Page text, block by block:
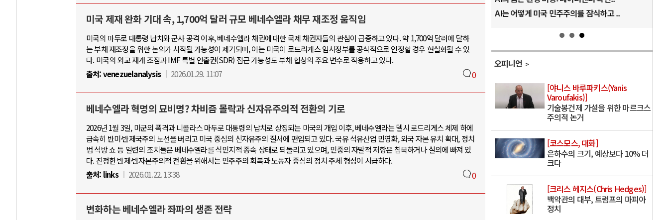
미국 제재 완화 기대 속, 1,700억 달러 규모 베네수엘라 채무 재조정 움직임
미국의 마두로 대통령 납치와 군사 공격 이후, 베네수엘라 채권에 대한 국제 채권자들의 관심이 급증하고 있다. 약 1,700억 달러에 달하
는 부채 재조정을 위한 논의가 시작될 가능성이 제기되며, 이는 미국이 로드리게스 임시정부를 공식적으로 인정할 경우 현실화될 수 있
다. 미국의 외교 재개 조짐과 IMF 특별 인출권(SDR) 접근 가능성도 부채 협상의 주요 변수로 작용하고 있다.
출처:venezuelanalysis 2026.01.29. 11:07 0
베네수엘라 혁명의 묘비명? 차비즘 몰락과 신자유주의적 전환의 기로
2026년 1월 3일, 미군의 폭격과 니콜라스 마두로 대통령의 납치로 상징되는 미국의 개입 이후, 베네수엘라는 델시 로드리게스 체제 하에
급속히 반미·반제국주의 노선을 버리고 미국 중심의 신자유주의 질서에 편입되고 있다. 국유 석유산업 민영화, 외국 자본 유치 확대, 정치
범 석방 쇼 등 일련의 조치들은 베네수엘라를 식민지적 종속 상태로 되돌리고 있으며, 민중의 자발적 저항은 침묵하거나 실의에 빠져 있
다. 진정한 반제·반자본주의적 전환을 위해서는 민주주의 회복과 노동자 중심의 정치 주체 형성이 시급하다.
출처: links 2026.01.22. 13:38 0
변화하는 베네수엘라 좌파의 생존 전략
AI는 어떻게 미국 민주주의를 잠식하고 ..
러·우크라, 대규모 공습 주고받아…민간 ..
하마스, 가자 통치권 이양으로 휴전 의지..
AI는 어떻게 미국 민주주의를 잠식하고 ..
오피니언
[야니스 바루파키스(Yanis
Varoufakis)]
기술봉건제 가설을 위한 마르크스
주의적 논거
[코스모스, 대화]
은하수의 크기, 예상보다 10% 더
크다
[크리스 헤지스(Chris Hedges)]
백악관의 대부, 트럼프의 마피아
정치